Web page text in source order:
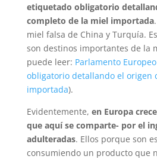
etiquetado obligatorio
completo de la miel importada
miel falsa de China y Turquía.
son destinos importantes de la
puede leer: Parlamento
obligatorio detallando el origen
importada).
Evidentemente, en Europa
que aquí se comparte- por el
adulteradas. Ellos porque son
consumiendo un producto que